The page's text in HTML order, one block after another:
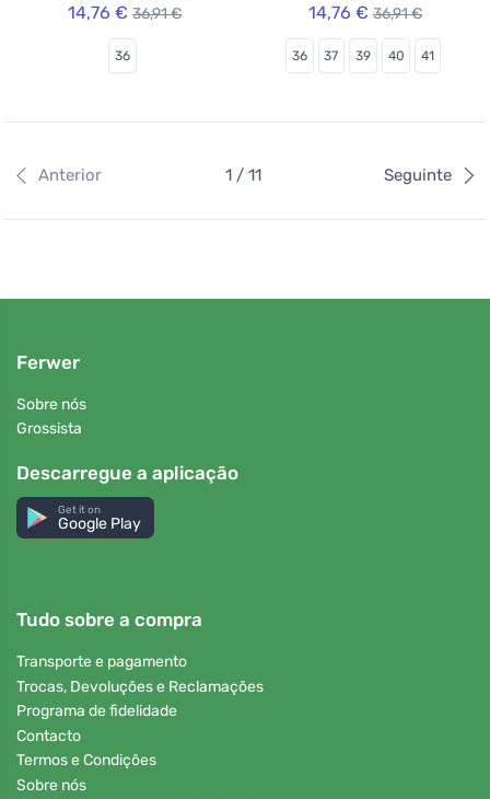
14,76 € 36,91 €
36
14,76 € 36,91 €
36 37 39 40 41
Anterior 1 / 11 Seguinte
Ferwer
Sobre nós
Grossista
Descarregue a aplicação
Get it on
Google Play
Tudo sobre a compra
Transporte e pagamento
Trocas, Devoluções e Reclamações
Programa de fidelidade
Contacto
Termos e Condições
Sobre nós